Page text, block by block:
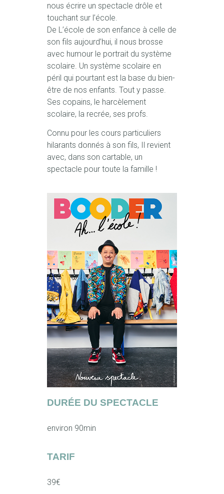
nous écrire un spectacle drôle et
touchant sur l’école.
De L’école de son enfance à celle de
son fils aujourd’hui, il nous brosse
avec humour le portrait du système
scolaire. Un système scolaire en
péril qui pourtant est la base du bien-
être de nos enfants. Tout y passe.
Ses copains, le harcèlement
scolaire, la recrée, ses profs.
Connu pour les cours particuliers
hilarants donnés à son fils, Il revient
avec, dans son cartable, un
spectacle pour toute la famille !
DURÉE DU SPECTACLE
environ 90min
TARIF
39€